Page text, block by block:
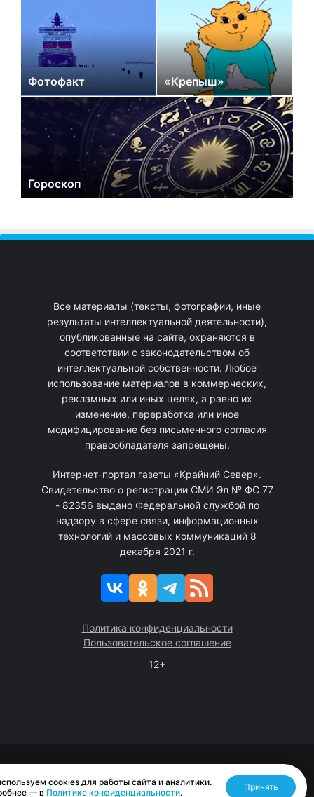
Фотофакт «Крепыш»
Гороскоп
Все материалы (тексты, фотографии, иные
результаты интеллектуальной деятельности),
опубликованные на сайте, охраняются в
соответствии с законодательством об
интеллектуальной собственности. Любое
использование материалов в коммерческих,
рекламных или иных целях, а равно их
изменение, переработка или иное
модифицирование без письменного согласия
правообладателя запрещены.
Интернет-портал газеты «Крайний Север».
Свидетельство о регистрации СМИ Эл № ФС 77
- 82356 выдано Федеральной службой по
надзору в сфере связи, информационных
технологий и массовых коммуникаций 8
декабря 2021 г.
Политика конфиденциальности
Пользовательское соглашение
12+
Разработано RASA
cookies для работы сайта и аналитики.
— в Политике конфиденциальности.
Принять